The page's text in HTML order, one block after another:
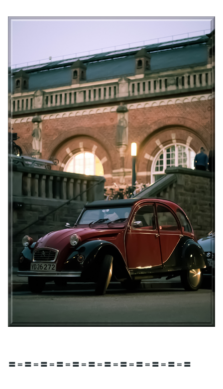
〓＝〓＝〓＝〓＝〓＝〓＝〓＝〓＝〓＝〓＝〓＝〓